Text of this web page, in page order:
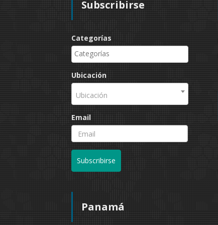
Subscribirse
Categorías
Ubicación
Ubicación
Email
Subscribirse
Panamá